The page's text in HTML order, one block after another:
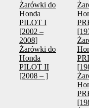
Żarówki do
Honda
PILOT I
[2002 –
2008]
Żarówki do
Honda
PILOT II
[2008 – ]